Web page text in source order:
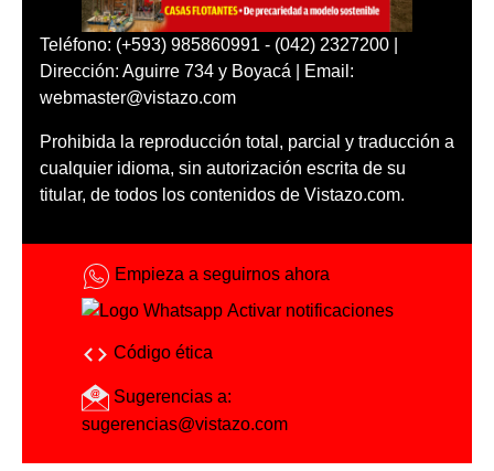
Teléfono: (+593) 985860991 - (042) 2327200 |
Dirección: Aguirre 734 y Boyacá | Email:
webmaster@vistazo.com
Prohibida la reproducción total, parcial y traducción a
cualquier idioma, sin autorización escrita de su
titular, de todos los contenidos de Vistazo.com.
Empieza a seguirnos ahora
Activar notificaciones
Código ética
Sugerencias a:
sugerencias@vistazo.com